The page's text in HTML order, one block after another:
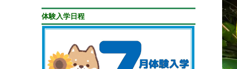
体験入学日程